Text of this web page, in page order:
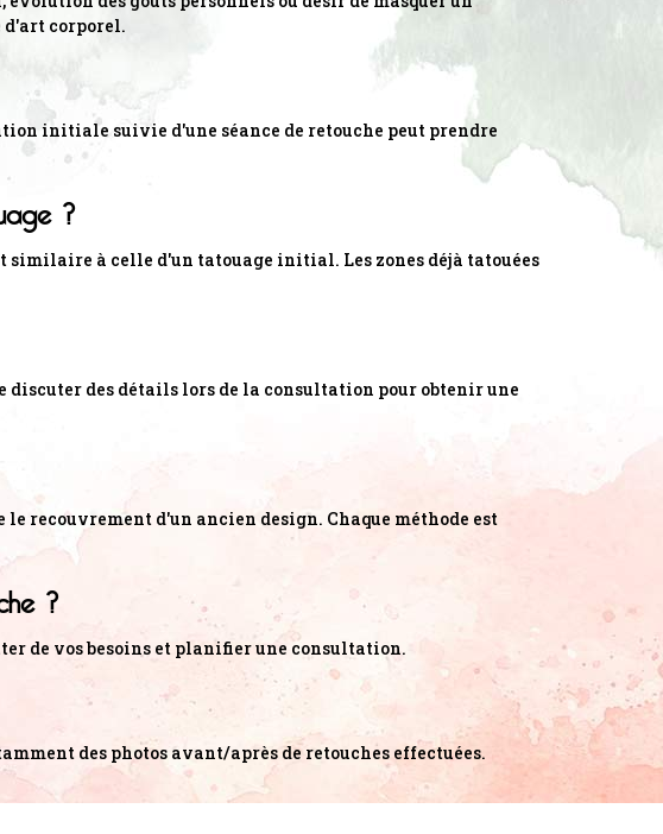
d'art corporel.
initiale suivie d'une séance de retouche peut prendre
?
similaire à celle d'un tatouage initial. Les zones déjà tatouées
des détails lors de la consultation pour obtenir une
recouvrement d'un ancien design. Chaque méthode est
?
de vos besoins et planifier une consultation.
des photos avant/après de retouches effectuées.